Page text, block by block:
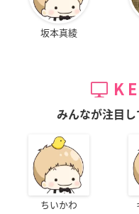
坂本真綾
みんなが注目
ちいかわ